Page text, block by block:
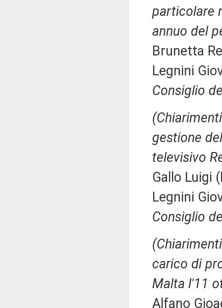
particolare
annuo del
Brunetta
Legnini
Consiglio
gestione
televisivo
Gallo Luigi
Legnini
Consiglio
carico di
Malta l'11
Alfano